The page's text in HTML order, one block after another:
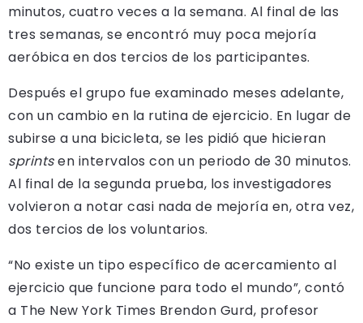
minutos, cuatro veces a la semana. Al final de las
tres semanas, se encontró muy poca mejoría
aeróbica en dos tercios de los participantes.
Después el grupo fue examinado meses adelante,
con un cambio en la rutina de ejercicio. En lugar de
subirse a una bicicleta, se les pidió que hicieran
sprintsen intervalos con un periodo de 30 minutos.
Al final de la segunda prueba, los investigadores
volvieron a notar casi nada de mejoría en, otra vez,
dos tercios de los voluntarios.
“No existe un tipo específico de acercamiento al
ejercicio que funcione para todo el mundo”, contó
a The New York Times Brendon Gurd, profesor